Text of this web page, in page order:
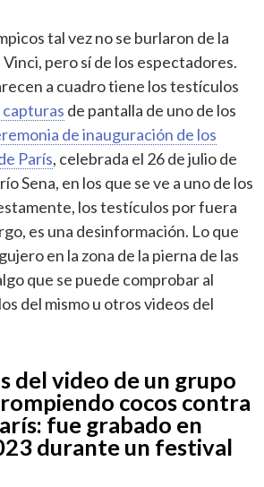
tal vez no se burlaron de la
pero sí de los espectadores.
a cuadro tiene los testículos
de pantalla de uno de los
de inauguración de los
París, celebrada el 26 de julio de
Sena, en los que se ve a uno de los
los testículos por fuera
es una desinformación. Lo que
en la zona de la pierna de las
que se puede comprobar al
del mismo u otros videos del
del video de un grupo
cocos contra
fue grabado en
durante un festival